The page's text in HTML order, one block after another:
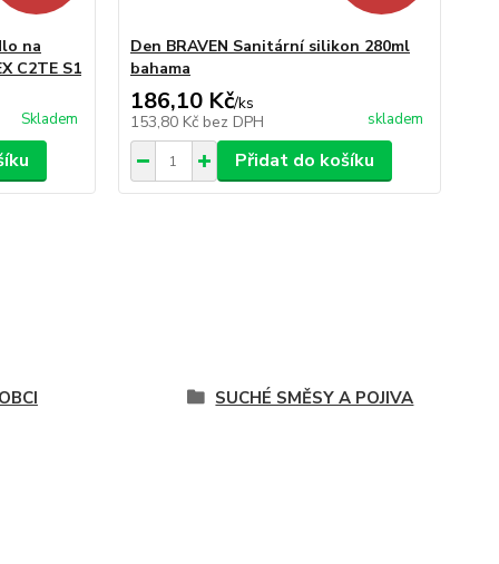
na
C2TE S1
Skladem
Den BRAVEN Sanitární silikon 280ml
bahama
186,10 Kč/ks
153,80 Kč bez DPH skladem
Přidat do košíku
SUCHÉ SMĚSY A POJIVA